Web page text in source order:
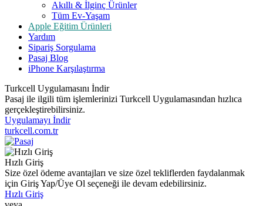
Akıllı & İlginç Ürünler
Tüm Ev-Yaşam
Apple Eğitim Ürünleri
Yardım
Sipariş Sorgulama
Pasaj Blog
iPhone Karşılaştırma
Turkcell Uygulamasını İndir
Pasaj ile ilgili tüm işlemlerinizi Turkcell Uygulamasından hızlıca
gerçekleştirebilirsiniz.
Uygulamayı İndir
turkcell.com.tr
Hızlı Giriş
Size özel ödeme avantajları ve size özel tekliflerden faydalanmak
için Giriş Yap/Üye Ol seçeneği ile devam edebilirsiniz.
Hızlı Giriş